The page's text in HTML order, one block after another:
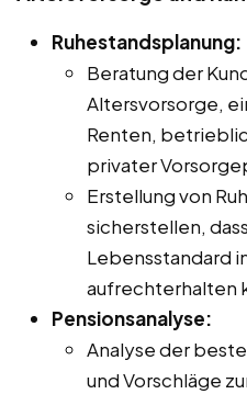
Ruhestandsplanung:
Beratung der
Altersvorsorge,
Renten,
privater
Erstellung von
sicherstellen,
Lebensstandard
aufrechterhalten
Pensionsanalyse:
Analyse der
und Vorschläge